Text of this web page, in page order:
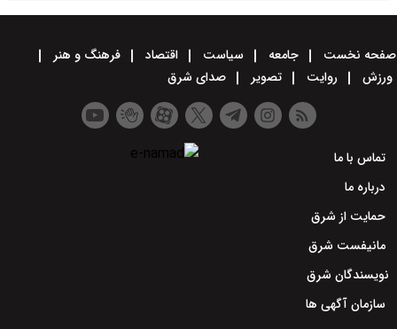
صفحه نخست جامعه سیاست اقتصاد
فرهنگ و هنر
ورزش
روایت تصویر صدای شرق
تماس با ما
درباره ما
حمایت از شرق
مانیفست شرق
نویسندگان شرق
سازمان آگهی ها